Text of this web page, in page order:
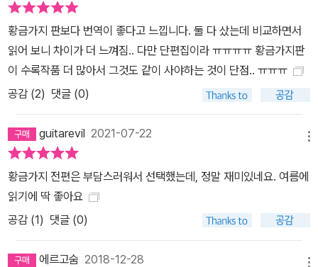
핵심적인 작품들로 러브크래프트의 공포문학을 감상하는 가장 좋은
길잡이의 역할을 할 것이다.
황금가지 판보다 번역이 좋다고 느낍니다. 둘 다 샀는데 비교하면서
읽어 보니 차이가 더 느껴짐.. 다만 단편집이라 ㅠㅠㅠㅠ 황금가지판
이 수록작품 더 많아서 그것도 같이 사야하는 것이 단점.. ㅠㅠㅠ
공감 (2) 댓글 (0)
guitarevil 2021-07-22
황금가지 전편은 부담스러워서 선택했는데, 정말 재미있네요. 여름에
읽기에 딱 좋아요
공감 (1) 댓글 (0)
에르고숨 2018-12-28